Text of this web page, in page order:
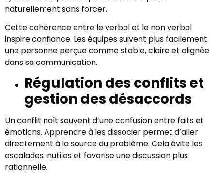
naturellement sans forcer.
Cette cohérence entre le verbal et le non verbal
inspire confiance. Les équipes suivent plus facilement
une personne perçue comme stable, claire et alignée
dans sa communication.
Régulation des conflits et
gestion des désaccords
Un conflit naît souvent d’une confusion entre faits et
émotions. Apprendre à les dissocier permet d’aller
directement à la source du problème. Cela évite les
escalades inutiles et favorise une discussion plus
rationnelle.